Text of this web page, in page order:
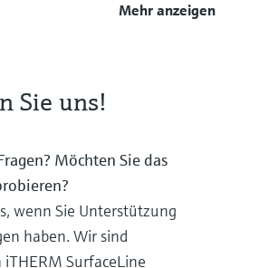
Mehr anzeigen
Sie uns!
Möchten Sie das
wenn Sie Unterstützung
haben. Wir sind
iTHERM SurfaceLine